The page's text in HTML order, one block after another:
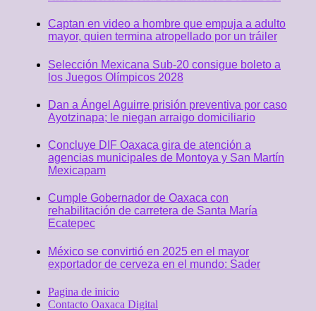
Captan en video a hombre que empuja a adulto
mayor, quien termina atropellado por un tráiler
Selección Mexicana Sub-20 consigue boleto a
los Juegos Olímpicos 2028
Dan a Ángel Aguirre prisión preventiva por caso
Ayotzinapa; le niegan arraigo domiciliario
Concluye DIF Oaxaca gira de atención a
agencias municipales de Montoya y San Martín
Mexicapam
Cumple Gobernador de Oaxaca con
rehabilitación de carretera de Santa María
Ecatepec
México se convirtió en 2025 en el mayor
exportador de cerveza en el mundo: Sader
Pagina de inicio
Contacto Oaxaca Digital